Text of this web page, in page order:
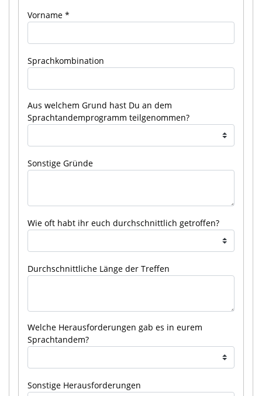
Vorname
Sprachkombination
Aus welchem Grund hast Du an dem
Sprachtandemprogramm teilgenommen?
Sonstige Gründe
Wie oft habt ihr euch durchschnittlich getroffen?
Durchschnittliche Länge der Treffen
Welche Herausforderungen gab es in eurem
Sprachtandem?
Sonstige Herausforderungen